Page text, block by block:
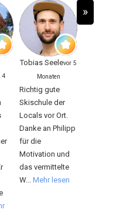
4
Tobias Seelevor 5
Monaten
Richtig gute
Skischule der
Locals vor Ort.
Danke an Philipp
für die
Motivation und
das vermittelte
W...Mehr lesen
»